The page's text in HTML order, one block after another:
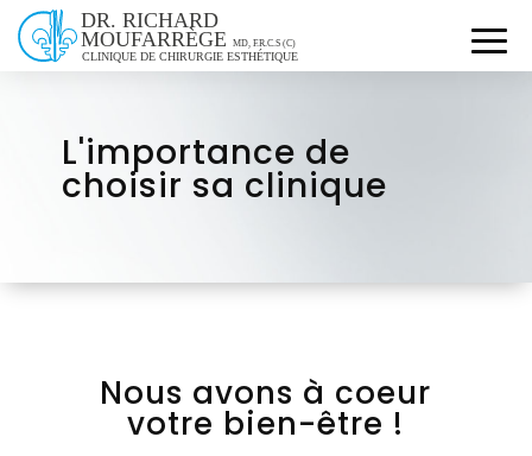
L'importance de
choisir sa clinique
Nous avons à coeur
votre bien-être !